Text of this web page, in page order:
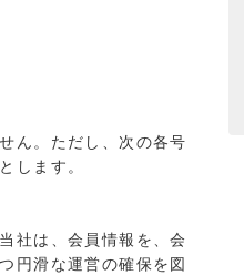
ん。ただし、次の各号
します。
社は、会員情報を、会
円滑な運営の確保を図